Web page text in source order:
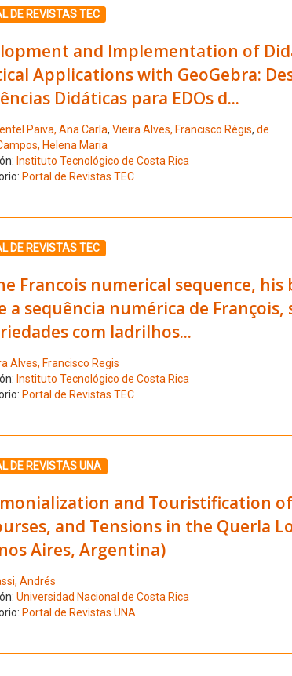
el número de resultado 1
DE REVISTAS TEC
and Implementation of
Applications with GeoGebra:
Didáticas para EDOs d...
Paiva, Ana Carla, Vieira Alves, Francisco Régis, de
Helena Maria
Instituto Tecnológico de Costa Rica
Portal de Revistas TEC
el número de resultado 2
DE REVISTAS TEC
Francois numerical sequence,
a sequência numérica de
com ladrilhos...
Alves, Francisco Regis
Instituto Tecnológico de Costa Rica
Portal de Revistas TEC
el número de resultado 3
DE REVISTAS UNA
and Touristification
and Tensions in the Querla
Aires, Argentina)
Andrés
Universidad Nacional de Costa Rica
Portal de Revistas UNA